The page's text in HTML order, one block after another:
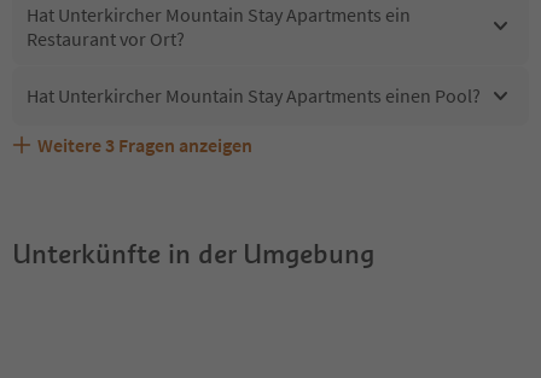
Hat Unterkircher Mountain Stay Apartments ein
Restaurant vor Ort?
Hat Unterkircher Mountain Stay Apartments einen Pool?
Sind Haustiere in der Unterkunft Unterkircher Mountain
Welche Services bietet Unterkircher Mountain Stay
Erhalten die Gäste von Unterkircher Mountain Stay
Weitere 3 Fragen anzeigen
Unterkünfte in der Umgebung